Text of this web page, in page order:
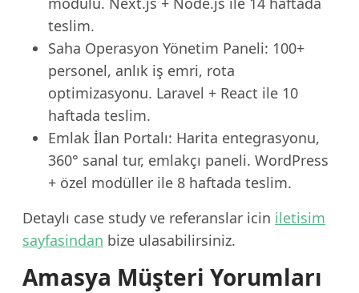
teslim.
Saha Operasyon Yönetim Paneli: 100+
personel, anlık iş emri, rota
optimizasyonu. Laravel + React ile 10
haftada teslim.
Emlak İlan Portalı: Harita entegrasyonu,
360° sanal tur, emlakçı paneli. WordPress
+ özel modüller ile 8 haftada teslim.
Detaylı case study ve referanslar icin iletisim
sayfasindan bize ulasabilirsiniz.
Amasya Müşteri Yorumları